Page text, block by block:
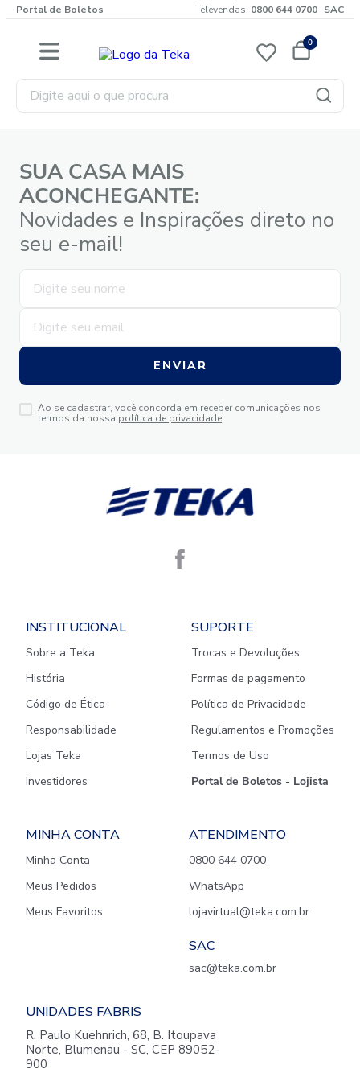
Portal de Boletos Televendas: 0800 644 0700 SAC
0
Digite aqui o que procura
SUA CASA MAIS
ACONCHEGANTE:
Novidades e Inspirações direto no
seu e-mail!
ENVIAR
Ao se cadastrar, você concorda em receber comunicações nos
termos da nossa política de privacidade
INSTITUCIONAL
Sobre a Teka
História
Código de Ética
Responsabilidade
Lojas Teka
Investidores
SUPORTE
Trocas e Devoluções
Formas de pagamento
Política de Privacidade
Regulamentos e Promoções
Termos de Uso
Portal de Boletos - Lojista
MINHA CONTA
Minha Conta
Meus Pedidos
Meus Favoritos
ATENDIMENTO
0800 644 0700
WhatsApp
lojavirtual@teka.com.br
SAC
sac@teka.com.br
UNIDADES FABRIS
R. Paulo Kuehnrich, 68, B. Itoupava
Norte, Blumenau - SC, CEP 89052-
900